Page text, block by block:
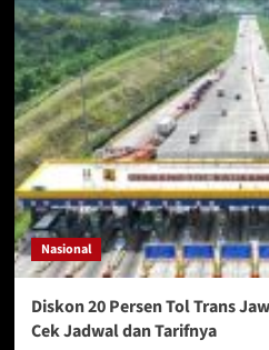
Nasional
Diskon 20 Persen Tol Trans
Cek Jadwal dan Tarifnya